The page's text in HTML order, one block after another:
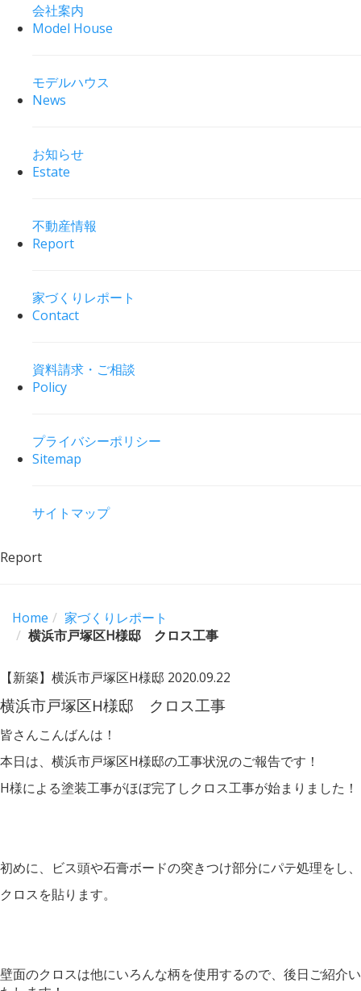
会社案内
Model House
モデルハウス
News
お知らせ
Estate
不動産情報
Report
家づくりレポート
Contact
資料請求・ご相談
Policy
プライバシーポリシー
Sitemap
サイトマップ
Report
Home
家づくりレポート
横浜市戸塚区H様邸 クロス工事
【新築】横浜市戸塚区H様邸 2020.09.22
横浜市戸塚区H様邸 クロス工事
皆さんこんばんは！
本日は、横浜市戸塚区H様邸の工事状況のご報告です！
H様による塗装工事がほぼ完了しクロス工事が始まりました！
初めに、ビス頭や石膏ボードの突きつけ部分にパテ処理をし、
クロスを貼ります。
壁面のクロスは他にいろんな柄を使用するので、後日ご紹介い